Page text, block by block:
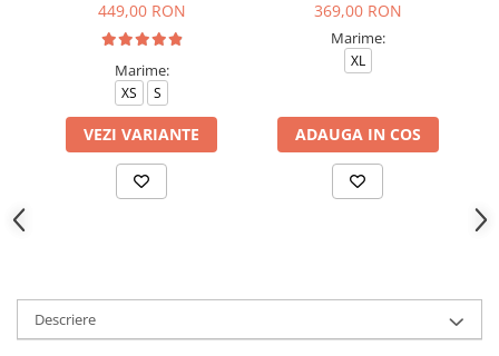
449,00 RON
Marime:
XS S
VEZI VARIANTE
369,00 RON
Marime:
XL
ADAUGA IN COS
Descriere